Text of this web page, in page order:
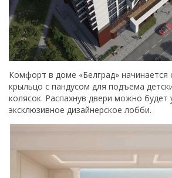
Комфорт в доме «Белград» начинается
крыльцо с пандусом для подъема
колясок. Распахнув двери можно будет
эксклюзивное дизайнерское лобби.